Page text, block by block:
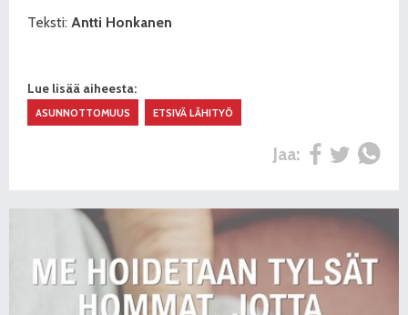
Teksti: Antti Honkanen
Lue lisää aiheesta:
ASUNNOTTOMUUS ETSIVÄ LÄHITYÖ
Jaa: